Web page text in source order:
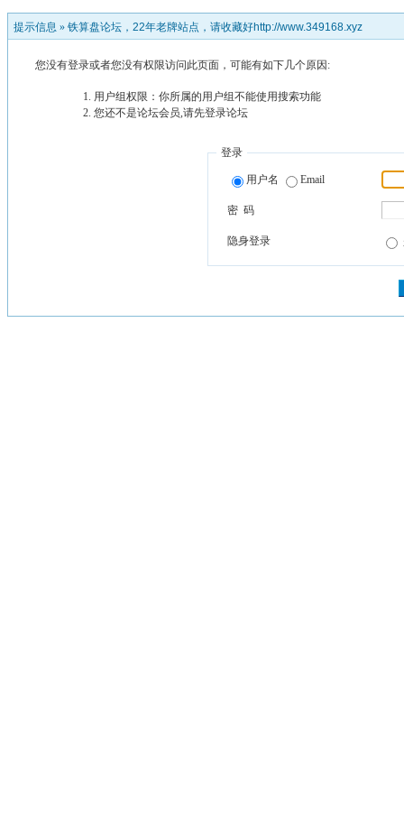
提示信息 » 铁算盘论坛，22年老牌站点，请收藏好http://www.349168.xyz
您没有登录或者您没有权限访问此页面，可能有如下几个原因:
用户组权限：你所属的用户组不能使用搜索功能
您还不是论坛会员,请先登录论坛
登录
用户名 Email
密 码
隐身登录